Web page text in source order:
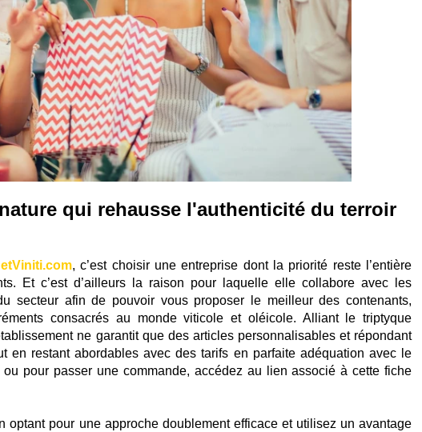
qui rehausse l'authenticité du terroir
, c’est choisir une entreprise dont la priorité reste l’entière
Et c’est d’ailleurs la raison pour laquelle elle collabore avec les
secteur afin de pouvoir vous proposer le meilleur des contenants,
consacrés au monde viticole et oléicole. Alliant le triptyque
ne garantit que des articles personnalisables et répondant
en restant abordables avec des tarifs en parfaite adéquation avec le
pour passer une commande, accédez au lien associé à cette fiche
optant pour une approche doublement efficace et utilisez un avantage